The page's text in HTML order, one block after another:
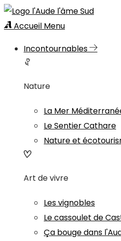
Accueil Menu
Incontournables
Nature
La Mer
Le Sentier Cathare
Nature et
Art de vivre
Les vignobles
Le cassoulet de
Ça bouge dans